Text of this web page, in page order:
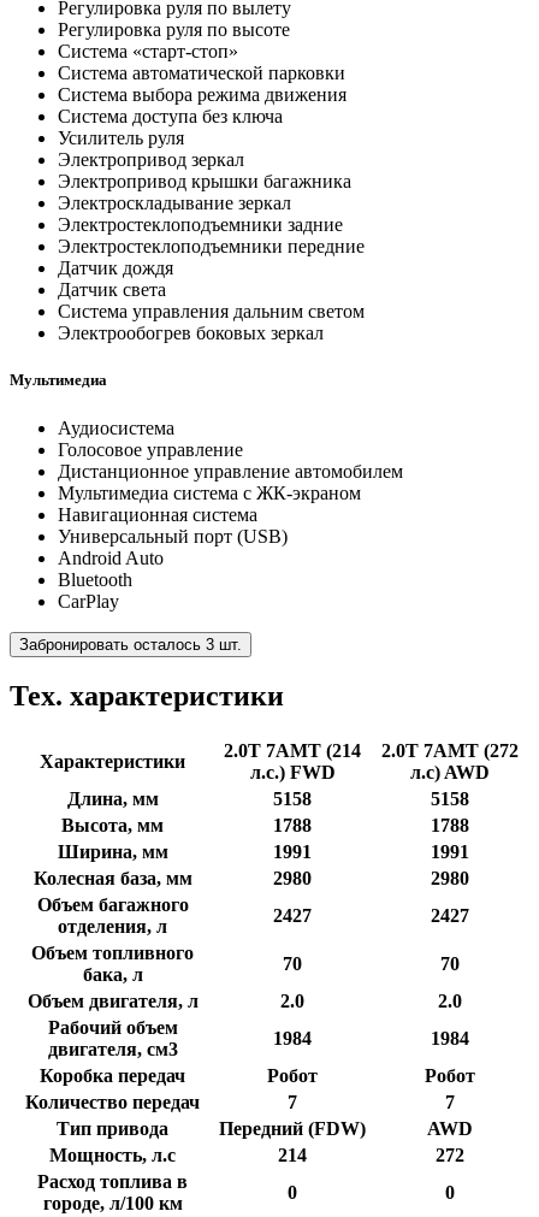
Регулировка руля по вылету
Регулировка руля по высоте
Система «старт-стоп»
Система автоматической парковки
Система выбора режима движения
Система доступа без ключа
Усилитель руля
Электропривод зеркал
Электропривод крышки багажника
Электроскладывание зеркал
Электростеклоподъемники задние
Электростеклоподъемники передние
Датчик дождя
Датчик света
Система управления дальним светом
Электрообогрев боковых зеркал
Мультимедиа
Аудиосистема
Голосовое управление
Дистанционное управление автомобилем
Мультимедиа система с ЖК-экраном
Навигационная система
Универсальный порт (USB)
Android Auto
Bluetooth
CarPlay
Забронировать осталось 3 шт.
Тех. характеристики
Характеристики
2.0T 7AMT (214
л.с.) FWD
2.0T 7AMT (272
л.с) AWD
Длина, мм
5158
5158
Высота, мм
1788
1788
Ширина, мм
1991
1991
Колесная база, мм
2980
2980
Объем багажного
отделения, л
2427
2427
Объем топливного
бака, л
70
70
Объем двигателя, л
2.0
2.0
Рабочий объем
двигателя, см3
1984
1984
Коробка передач
Робот
Робот
Количество передач
7
7
Тип привода
Передний (FDW)
AWD
Мощность, л.с
214
272
Расход топлива в
городе, л/100 км
0
0